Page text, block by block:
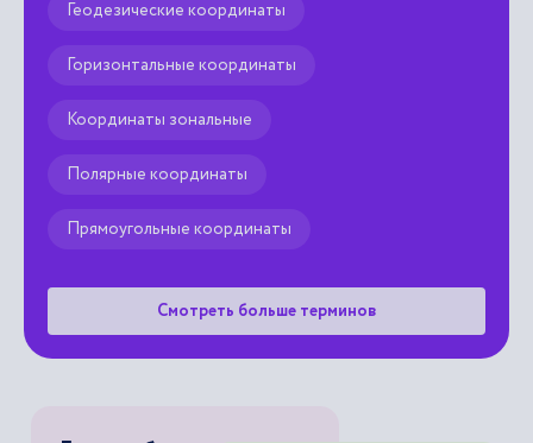
Геодезические координаты
Горизонтальные координаты
Координаты зональные
Полярные координаты
Прямоугольные координаты
Смотреть больше терминов